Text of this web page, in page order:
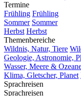
Termine
Frühling Frühling
Sommer Sommer
Herbst Herbst
Themenbereiche
Wildnis, Natur, Tiere
Geologie, Astronomie,
Wasser, Meere &
Klima, Gletscher, Planet
Sprachreisen
Sprachreisen